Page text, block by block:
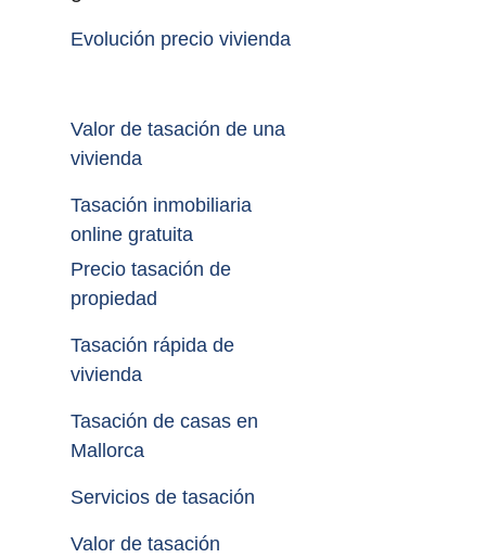
Valor de tasación de una
vivienda
Tasación inmobiliaria
online gratuita
Precio tasación de
propiedad
Tasación rápida de
vivienda
Tasación de casas en
Mallorca
Servicios de tasación
Valor de tasación
Evolución precio vivienda